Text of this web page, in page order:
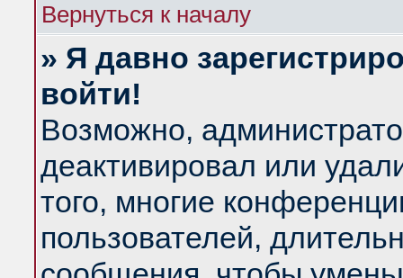
Вернуться к началу
» Я давно
войти!
Возможно,
деактивировал или
того, многие
пользователей,